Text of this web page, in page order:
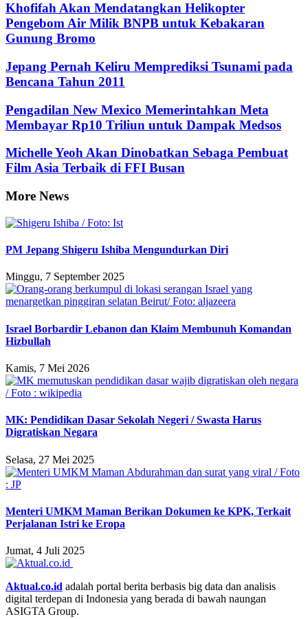
Khofifah Akan Mendatangkan Helikopter
Pengebom Air Milik BNPB untuk Kebakaran
Gunung Bromo
Jepang Pernah Keliru Memprediksi Tsunami pada
Bencana Tahun 2011
Pengadilan New Mexico Memerintahkan Meta
Membayar Rp10 Triliun untuk Dampak Medsos
Michelle Yeoh Akan Dinobatkan Sebaga Pembuat
Film Asia Terbaik di FFI Busan
More News
PM Jepang Shigeru Ishiba Mengundurkan Diri
Minggu, 7 September 2025
Israel Borbardir Lebanon dan Klaim Membunuh Komandan
Hizbullah
Kamis, 7 Mei 2026
MK: Pendidikan Dasar Sekolah Negeri / Swasta Harus
Digratiskan Negara
Selasa, 27 Mei 2025
Menteri UMKM Maman Berikan Dokumen ke KPK, Terkait
Perjalanan Istri ke Eropa
Jumat, 4 Juli 2025
Aktual.co.id adalah portal berita berbasis big data dan analisis
digital terdepan di Indonesia yang berada di bawah naungan
ASIGTA Group.